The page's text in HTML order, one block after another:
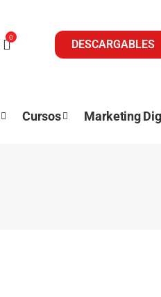
0
DESCARGABLES
Cursos Marketing